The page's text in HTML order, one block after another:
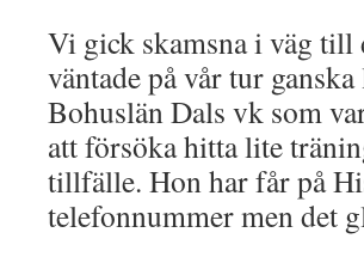
Vi gick skamsna i väg till
väntade på vår tur
Bohuslän Dals vk som
att försöka hitta lite
tillfälle. Hon har får på
telefonnummer men det